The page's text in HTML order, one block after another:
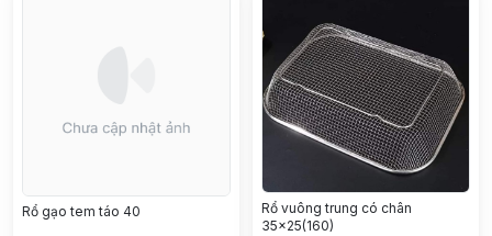
Rổ gạo tem táo 40
Rổ vuông trung có chân
35x25(160)